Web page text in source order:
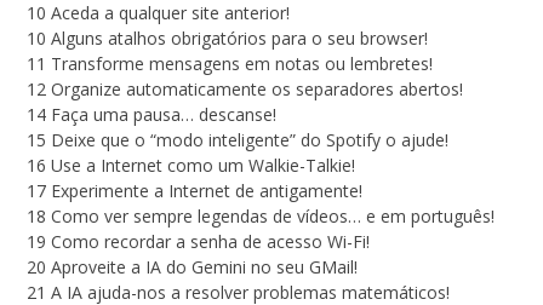
10 Aceda a qualquer site anterior!
10 Alguns atalhos obrigatórios para o seu browser!
11 Transforme mensagens em notas ou lembretes!
12 Organize automaticamente os separadores abertos!
14 Faça uma pausa… descanse!
15 Deixe que o “modo inteligente” do Spotify o ajude!
16 Use a Internet como um Walkie-Talkie!
17 Experimente a Internet de antigamente!
18 Como ver sempre legendas de vídeos… e em português!
19 Como recordar a senha de acesso Wi-Fi!
20 Aproveite a IA do Gemini no seu GMail!
21 A IA ajuda-nos a resolver problemas matemáticos!